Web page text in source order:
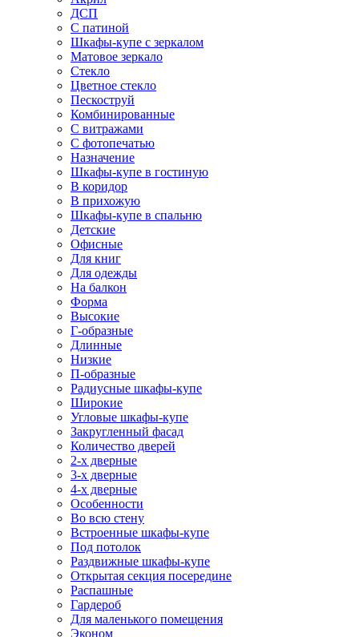
ДСП
С патиной
Шкафы-купе с зеркалом
Матовое зеркало
Стекло
Цветное стекло
Пескоструй
Комбинированные
С витражами
С фотопечатью
Назначение
Шкафы-купе в гостиную
В коридор
В прихожую
Шкафы-купе в спальню
Детские
Офисные
Для книг
Для одежды
На балкон
Форма
Высокие
Г-образные
Длинные
Низкие
П-образные
Радиусные шкафы-купе
Широкие
Угловые шкафы-купе
Закругленный фасад
Количество дверей
2-х дверные
3-х дверные
4-х дверные
Особенности
Во всю стену
Встроенные шкафы-купе
Под потолок
Раздвижные шкафы-купе
Открытая секция посередине
Распашные
Гардероб
Для маленького помещения
Эконом